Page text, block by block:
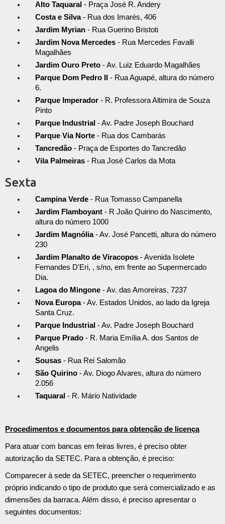
Alto Taquaral - Praça José R. Andery
Costa e Silva- Rua dos Imarés, 406
Jardim Myrian - Rua Guerino Bristoti
Jardim Nova Mercedes - Rua Mercedes Favalli
Magalhães
Jardim Ouro Preto - Av. Luiz Eduardo Magalhães
Parque Dom Pedro II
- Rua Aguapé, altura do número
6.
Parque Imperador - R. Professora Altimira de Souza
Pinto
Parque Industrial - Av. Padre Joseph Bouchard
Parque Via Norte - Rua dos Cambarás
Tancredão - Praça de Esportes do Tancredão
Vila Palmeiras - Rua José Carlos da Mota
Sexta
Campina Verde - Rua Tomasso Campanella
Jardim Flamboyant - R João Quirino do Nascimento,
altura do número 1000
Jardim Magnólia- Av. José Pancetti, altura do número
230
Jardim Planalto de Viracopos - Avenida Isolete
Fernandes D'Eri, , s/no, em frente ao Supermercado
Dia.
Lagoa do Mingone - Av. das Amoreiras, 7237
Nova Europa- Av. Estados Unidos, ao lado da Igreja
Santa Cruz.
Parque Industrial - Av. Padre Joseph Bouchard
Parque Prado - R. Maria Emília A. dos Santos de
Angelis
Sousas - Rua Rei Salomão
São Quirino - Av. Diogo Alvares, altura do número
2.056
Taquaral - R. Mário Natividade
Procedimentos e documentos para obtenção de licença
Para atuar com bancas em feiras livres, é preciso obter
autorização da SETEC. Para a obtenção, é preciso:
Comparecer à sede da SETEC, preencher o requerimento
próprio indicando o tipo de produto que será comercializado e as
dimensões da barraca. Além disso, é preciso apresentar o
seguintes documentos: